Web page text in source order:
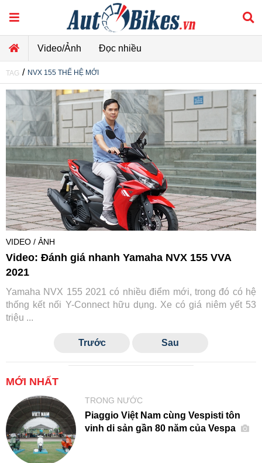
Video/Ảnh Đọc nhiều
TAG / NVX 155 THẾ HỆ MỚI
VIDEO / ẢNH
Video: Đánh giá nhanh Yamaha NVX 155 VVA
2021
Yamaha NVX 155 2021 có nhiều điểm mới, trong đó có hệ
thống kết nối Y-Connect hữu dụng. Xe có giá niêm yết 53
triệu ...
Trước Sau
MỚI NHẤT
TRONG NƯỚC
Piaggio Việt Nam cùng Vespisti tôn
vinh di sản gần 80 năm của Vespa